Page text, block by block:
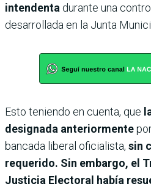
intendenta durante una
desarrollada en la Junta
Esto teniendo en cuenta, que
designada anteriormente
bancada liberal oficialista, sin
requerido. Sin embargo, el
Justicia Electoral había